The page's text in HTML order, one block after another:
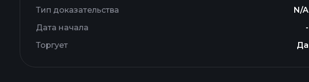
Тип доказательства
N/A
Дата начала
-
Торгует
Да